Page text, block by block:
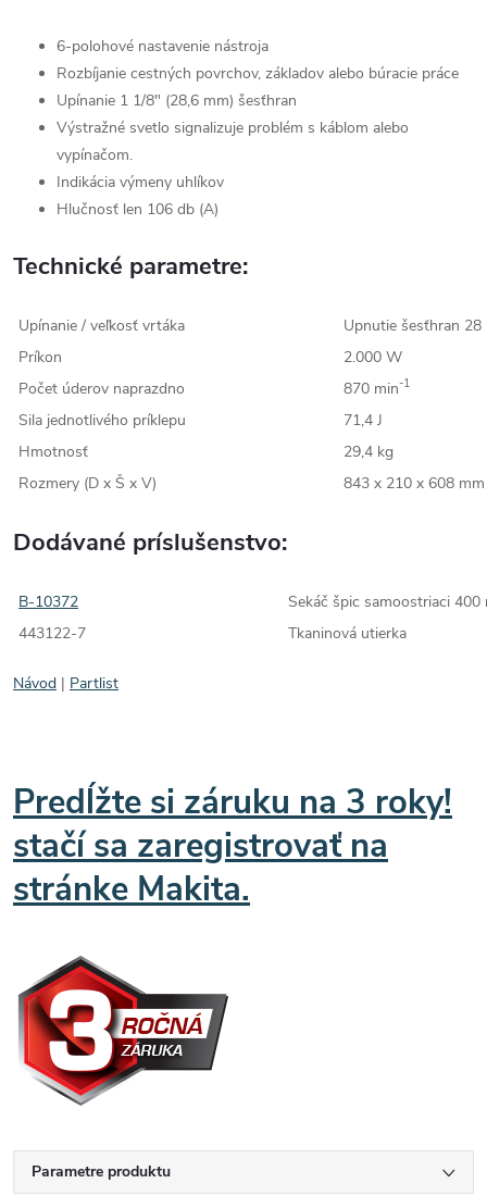
6-polohové nastavenie nástroja
Rozbíjanie cestných povrchov, základov alebo búracie práce
Upínanie 1 1/8" (28,6 mm) šesťhran
Výstražné svetlo signalizuje problém s káblom alebo
vypínačom.
Indikácia výmeny uhlíkov
Hlučnosť len 106 db (A)
Technické parametre:
Upínanie / veľkosť vrtáka
Upnutie šesťhran 28
Príkon
2.000 W
Počet úderov naprazdno
870 min-1
Sila jednotlivého príklepu
71,4 J
Hmotnosť
29,4 kg
Rozmery (D x Š x V)
843 x 210 x 608 mm
Dodávané príslušenstvo:
B-10372
Sekáč špic samoostriaci 400
443122-7
Tkaninová utierka
Návod | Partlist
Predĺžte si záruku na 3 roky!
stačí sa zaregistrovať na
stránke Makita.
Parametre produktu